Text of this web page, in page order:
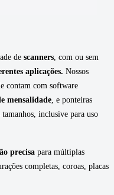
descanners , com ou sem
aplicações. Nossos
contam com software
mensalidade , e ponteiras
inclusive para uso
precisa para múltiplas
completas, coroas, placas